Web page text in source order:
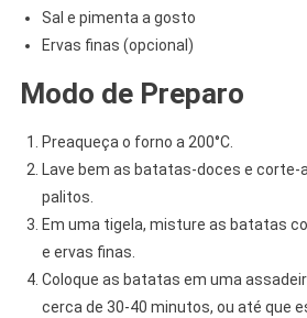
Sal e pimenta a gosto
Ervas finas (opcional)
Modo de Preparo
Preaqueça o forno a 200°C.
Lave bem as batatas-doces e corte-
palitos.
Em uma tigela, misture as batatas
e ervas finas.
Coloque as batatas em uma
cerca de 30-40 minutos, ou até que